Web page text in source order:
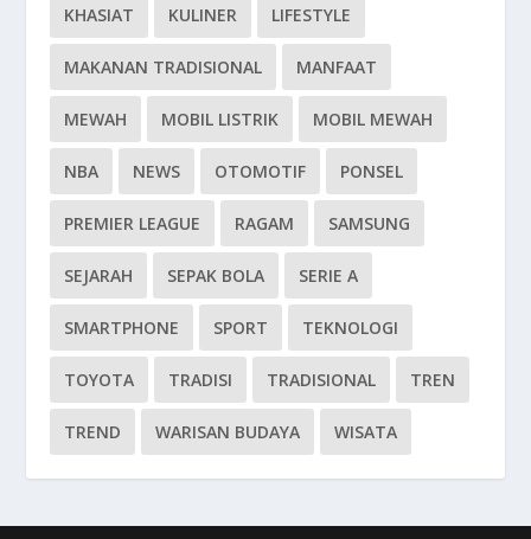
KHASIAT KULINER LIFESTYLE
MAKANAN TRADISIONAL MANFAAT
MEWAH MOBIL LISTRIK MOBIL MEWAH
NBA NEWS OTOMOTIF PONSEL
PREMIER LEAGUE RAGAM SAMSUNG
SEJARAH SEPAK BOLA SERIE A
SMARTPHONE SPORT TEKNOLOGI
TOYOTA TRADISI TRADISIONAL TREN
TREND WARISAN BUDAYA WISATA